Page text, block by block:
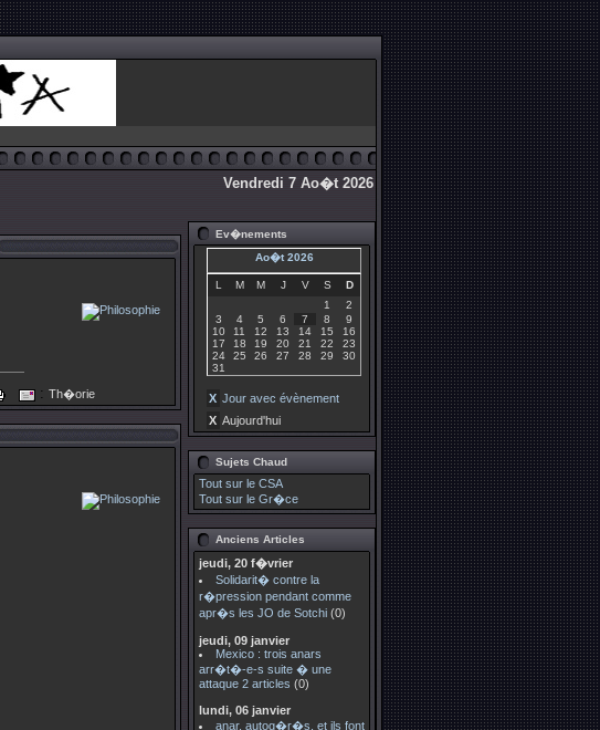
Vendredi 7 Ao�t 2026
: Th�orie
Ev�nements
Ao�t 2026
L M M J V S
D
1
2
3
4 5 6 7 8
9
10
11 12 13 14 15
16
17
18 19 20 21 22
23
24
25 26 27 28 29
30
31
X Jour avec évènement
X Aujourd'hui
Sujets Chaud
Tout sur le CSA
Tout sur le Gr�ce
Anciens Articles
jeudi, 20 f�vrier
Solidarit� contre la
r�pression pendant comme
apr�s les JO de Sotchi (0)
jeudi, 09 janvier
Mexico : trois anars
arr�t�-e-s suite � une
attaque 2 articles (0)
lundi, 06 janvier
anar, autog�r�s, et ils font